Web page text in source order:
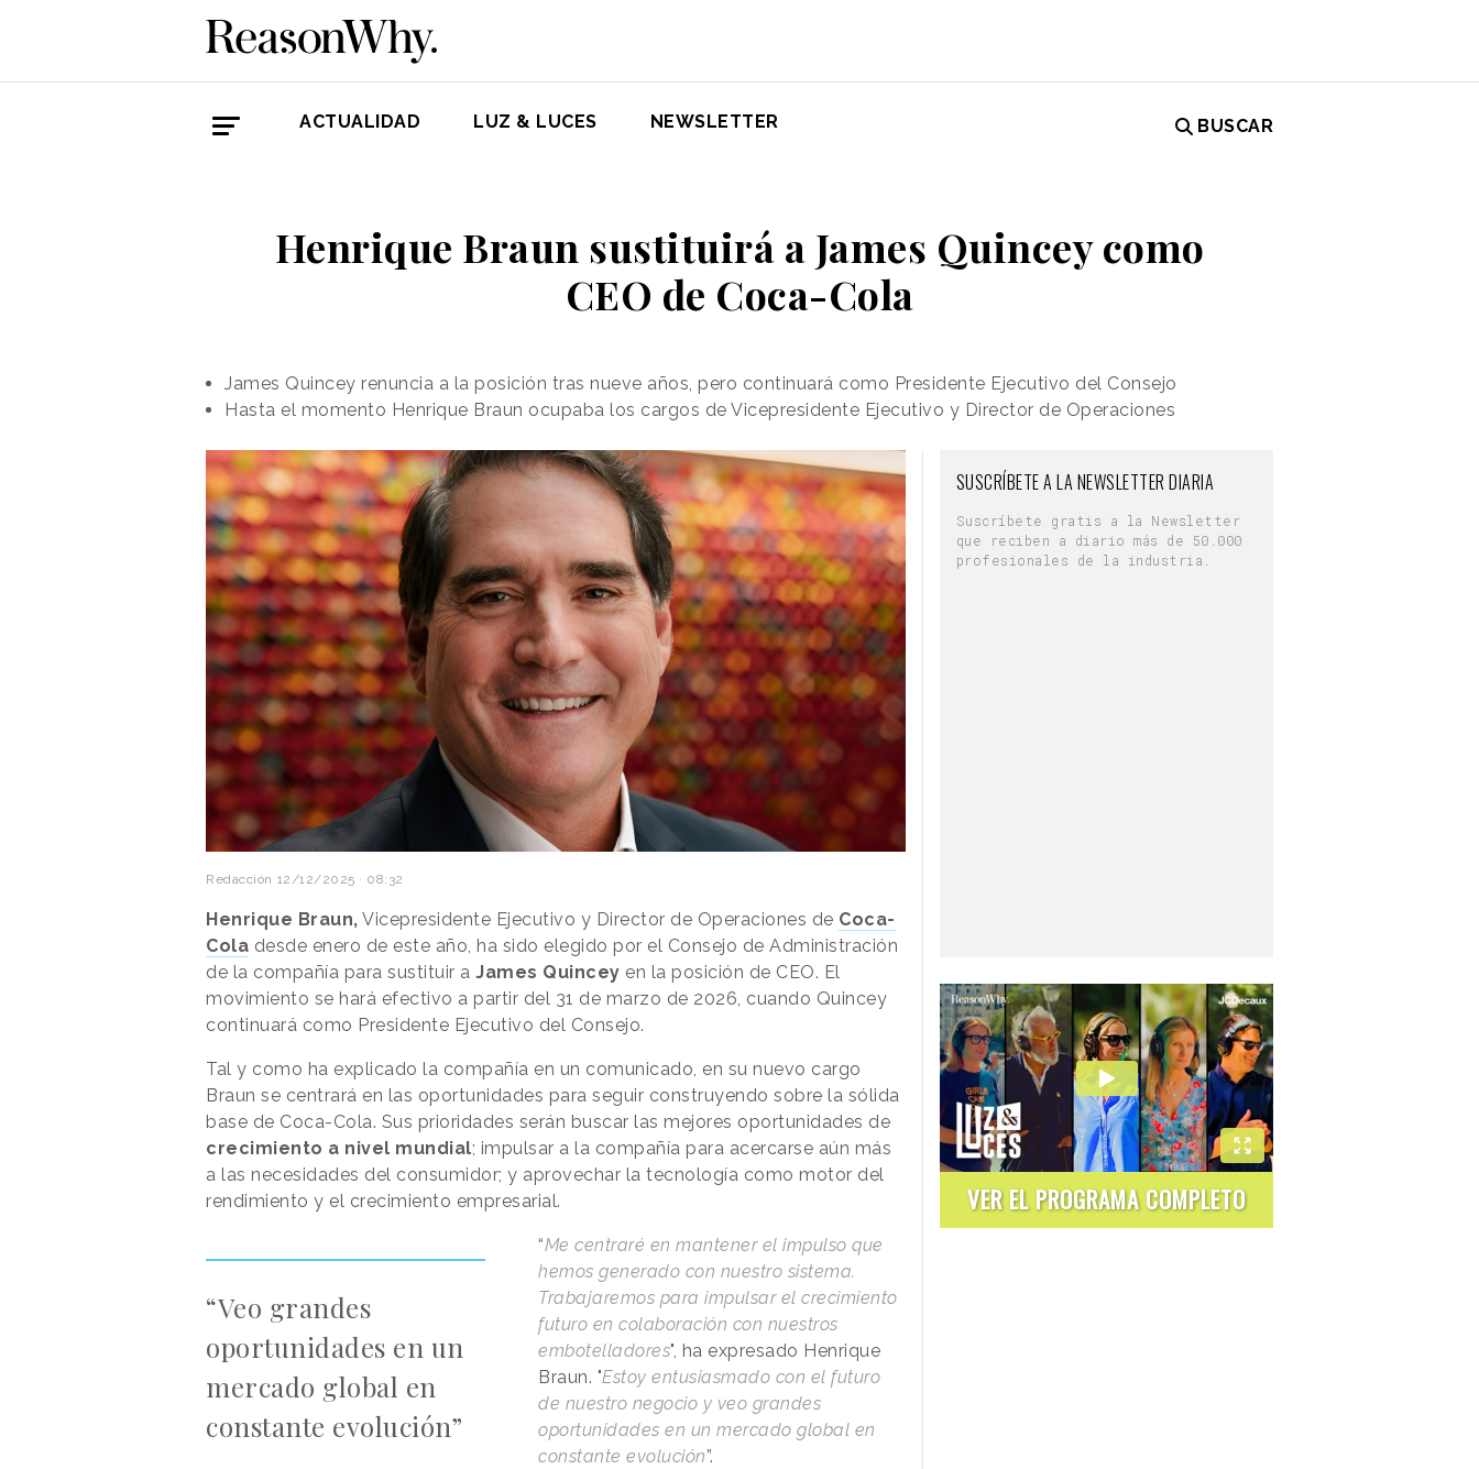
ACTUALIDAD LUZ & LUCES NEWSLETTER BUSCAR
Henrique Braun sustituirá a James Quincey como
CEO de Coca-Cola
James Quincey renuncia a la posición tras nueve años, pero continuará como Presidente Ejecutivo del Consejo
Hasta el momento Henrique Braun ocupaba los cargos de Vicepresidente Ejecutivo y Director de Operaciones
Redacción 12/12/2025 · 08:32
Henrique Braun, Vicepresidente Ejecutivo y Director de Operaciones de Coca-
Cola desde enero de este año, ha sido elegido por el Consejo de Administración
de la compañía para sustituir a James Quincey en la posición de CEO. El
movimiento se hará efectivo a partir del 31 de marzo de 2026, cuando Quincey
continuará como Presidente Ejecutivo del Consejo.
Tal y como ha explicado la compañía en un comunicado, en su nuevo cargo
Braun se centrará en las oportunidades para seguir construyendo sobre la sólida
base de Coca-Cola. Sus prioridades serán buscar las mejores oportunidades de
crecimiento a nivel mundial; impulsar a la compañía para acercarse aún más
a las necesidades del consumidor; y aprovechar la tecnología como motor del
rendimiento y el crecimiento empresarial.
“Veo grandes
oportunidades en un
mercado global en
constante evolución”
“Me centraré en mantener el impulso que
hemos generado con nuestro sistema.
Trabajaremos para impulsar el crecimiento
futuro en colaboración con nuestros
embotelladores", ha expresado Henrique
Braun. "Estoy entusiasmado con el futuro
de nuestro negocio y veo grandes
oportunidades en un mercado global en
constante evolución”.
SUSCRÍBETE A LA NEWSLETTER DIARIA
Suscríbete gratis a la Newsletter
que reciben a diario más de 50.000
profesionales de la industria.
VER EL PROGRAMA COMPLETO